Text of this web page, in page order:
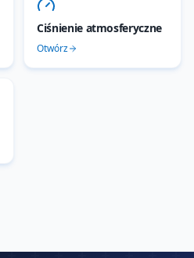
Ciśnienie atmosferyczne
Otwórz